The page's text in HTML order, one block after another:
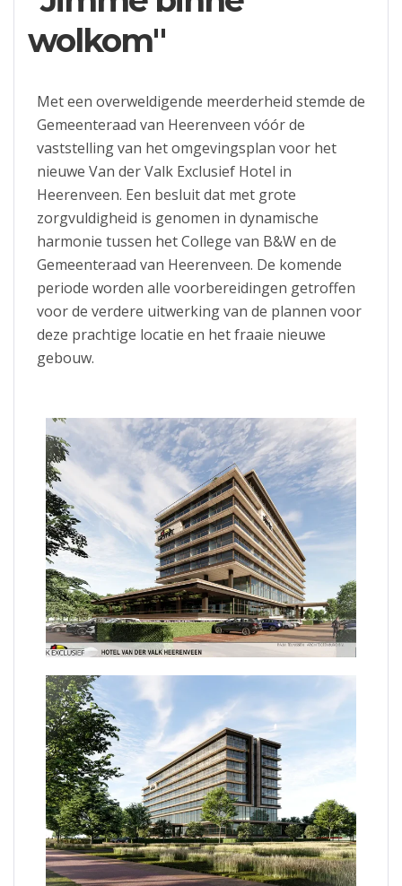
wolkom"
Met een overweldigende meerderheid stemde de
Gemeenteraad van Heerenveen vóór de
vaststelling van het omgevingsplan voor het
nieuwe Van der Valk Exclusief Hotel in
Heerenveen. Een besluit dat met grote
zorgvuldigheid is genomen in dynamische
harmonie tussen het College van B&W en de
Gemeenteraad van Heerenveen. De komende
periode worden alle voorbereidingen getroffen
voor de verdere uitwerking van de plannen voor
deze prachtige locatie en het fraaie nieuwe
gebouw.